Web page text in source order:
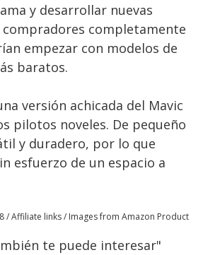
y desarrollar nuevas
compradores completamente
empezar con modelos de
baratos.
versión achicada del Mavic
pilotos noveles. De pequeño
y duradero, por lo que
esfuerzo de un espacio a
/ Affiliate links / Images from Amazon Product
te puede interesar"